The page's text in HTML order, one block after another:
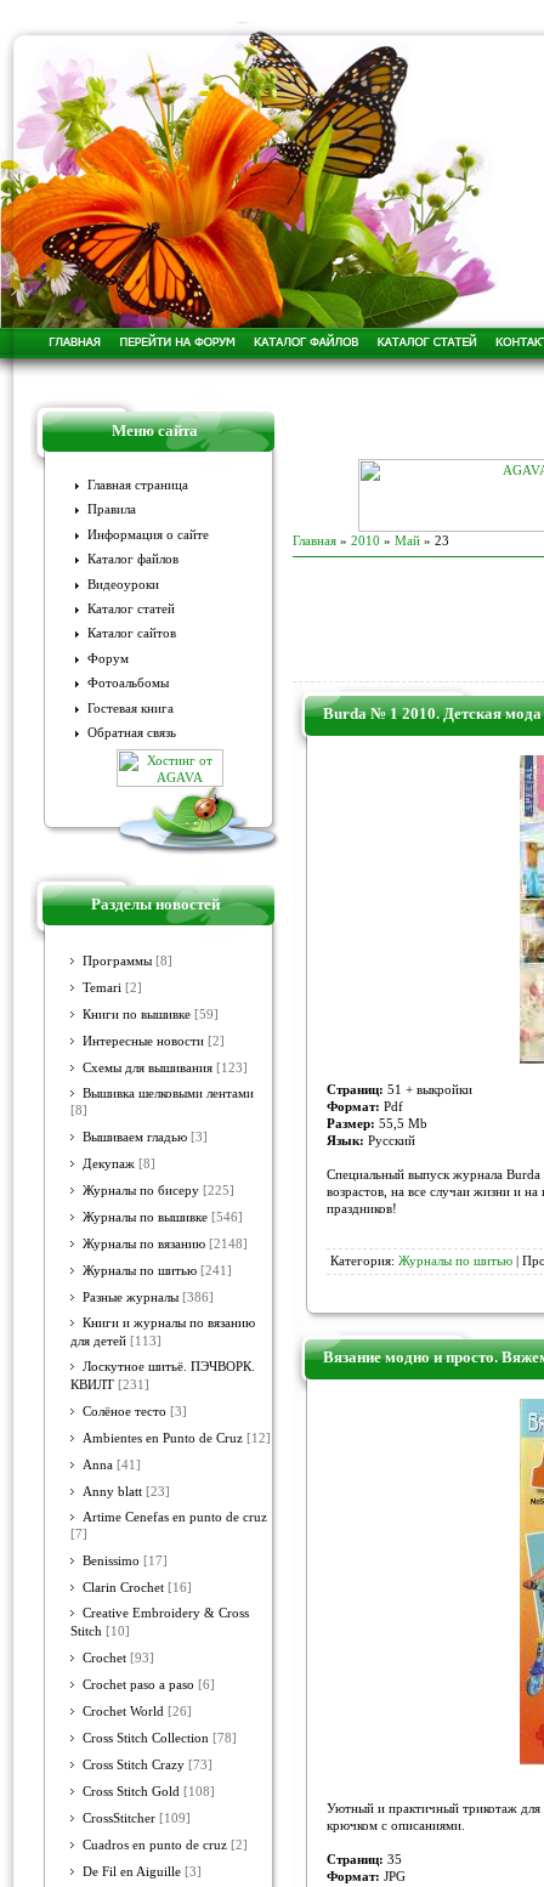
Меню сайта
Главная страница
Правила
Информация о сайте
Каталог файлов
Видеоуроки
Каталог статей
Каталог сайтов
Форум
Фотоальбомы
Гостевая книга
Обратная связь
Разделы новостей
Программы [8]
Temari [2]
Книги по вышивке [59]
Интересные новости [2]
Схемы для вышивания [123]
Вышивка шелковыми лентами
[8]
Вышиваем гладью [3]
Декупаж [8]
Журналы по бисеру [225]
Журналы по вышивке [546]
Журналы по вязанию [2148]
Журналы по шитью [241]
Разные журналы [386]
Книги и журналы по вязанию
для детей [113]
Лоскутное шитьё. ПЭЧВОРК.
КВИЛТ [231]
Солёное тесто [3]
Ambientes en Punto de Cruz [12]
Anna [41]
Anny blatt [23]
Artime Cenefas en punto de cruz
[7]
Benissimo [17]
Clarin Crochet [16]
Creative Embroidery & Cross
Stitch [10]
Crochet [93]
Crochet paso a paso [6]
Crochet World [26]
Cross Stitch Collection [78]
Cross Stitch Crazy [73]
Cross Stitch Gold [108]
CrossStitcher [109]
Cuadros en punto de cruz [2]
De Fil en Aiguille [3]
Главная » 2010 » Май » 23
Burda № 1 2010. Детская мода
Страниц: 51 + выкройки
Формат: Pdf
Размер: 55,5 Mb
Язык: Русский
Специальный выпуск журнала Burda
возрастов, на все случаи жизни и
праздников!
Категория: Журналы по шитью |
Вязание модно и просто.
Уютный и практичный трикотаж для
крючком с описаниями.
Страниц: 35
Формат: JPG